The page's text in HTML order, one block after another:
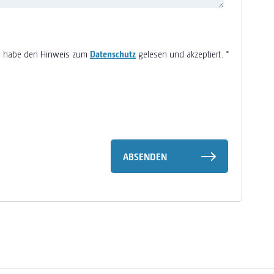
habe den Hinweis zum Datenschutz gelesen und akzeptiert. *
ABSENDEN